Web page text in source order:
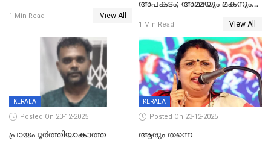
രൂക്ഷം
1 Min Read View All
അപകടം; അമ്മയും മകനും
ഗുരുതരാവസ്ഥയിൽ
1 Min Read View All
KERALA
Posted On 23-12-2025
പ്രായപൂർത്തിയാകാത്ത
KERALA
Posted On 23-12-2025
ആരും തന്നെ